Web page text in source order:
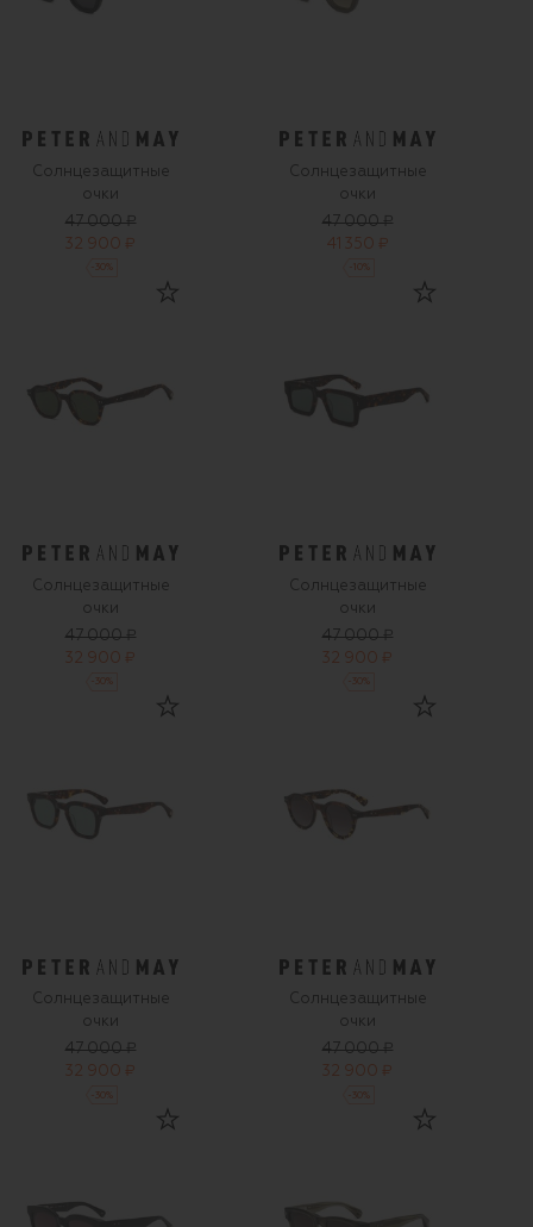
Солнцезащитные
очки
47 000 ₽
32 900 ₽
%
Солнцезащитные
очки
47 000 ₽
41 350 ₽
%
Солнцезащитные
очки
47 000 ₽
32 900 ₽
%
Солнцезащитные
очки
47 000 ₽
32 900 ₽
%
Солнцезащитные
очки
47 000 ₽
32 900 ₽
%
Солнцезащитные
очки
47 000 ₽
32 900 ₽
%